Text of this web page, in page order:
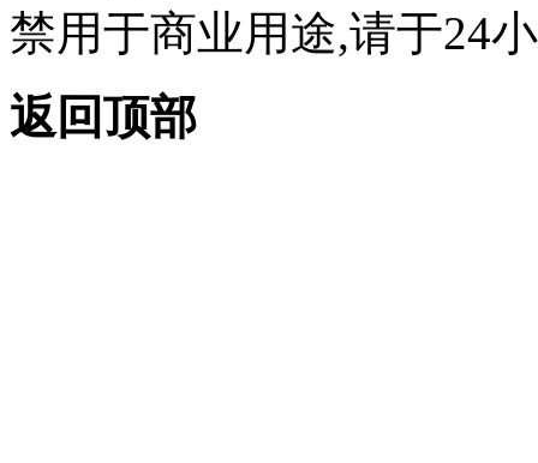
禁用于商业用途,请于24
返回顶部